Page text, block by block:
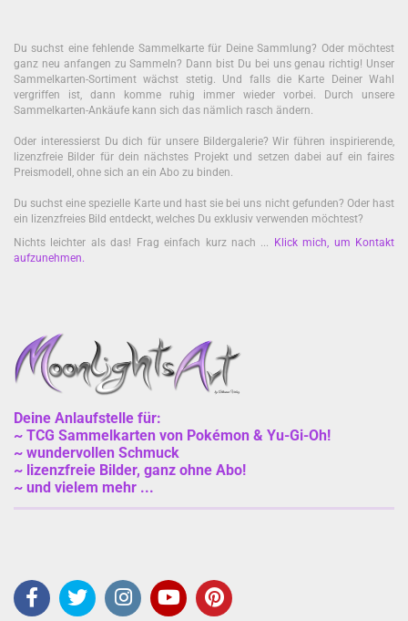
Du suchst eine fehlende Sammelkarte für Deine Sammlung? Oder möchtest
ganz neu anfangen zu Sammeln? Dann bist Du bei uns genau richtig! Unser
Sammelkarten-Sortiment wächst stetig. Und falls die Karte Deiner Wahl
vergriffen ist, dann komme ruhig immer wieder vorbei. Durch unsere
Sammelkarten-Ankäufe kann sich das nämlich rasch ändern.
Oder interessierst Du dich für unsere Bildergalerie? Wir führen inspirierende,
lizenzfreie Bilder für dein nächstes Projekt und setzen dabei auf ein faires
Preismodell, ohne sich an ein Abo zu binden.
Du suchst eine spezielle Karte und hast sie bei uns nicht gefunden? Oder hast
ein lizenzfreies Bild entdeckt, welches Du exklusiv verwenden möchtest?
Nichts leichter als das! Frag einfach kurz nach ...
Klick mich, um Kontakt
aufzunehmen.
Deine Anlaufstelle für:
~ TCG Sammelkarten von Pokémon & Yu-Gi-Oh!
~ wundervollen Schmuck
~ lizenzfreie Bilder, ganz ohne Abo!
~ und vielem mehr ...